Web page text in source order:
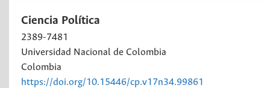
Ciencia Política
2389-7481
Universidad Nacional de Colombia
Colombia
https://doi.org/10.15446/cp.v17n34.99861